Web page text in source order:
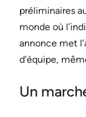
préliminaires
monde où
annonce met
d’équipe,
Un